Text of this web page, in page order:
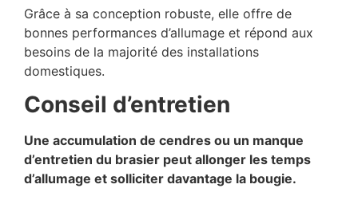
Grâce à sa conception robuste, elle offre de
bonnes performances d’allumage et répond aux
besoins de la majorité des installations
domestiques.
Conseil d’entretien
Une accumulation de cendres ou un manque
d’entretien du brasier peut allonger les temps
d’allumage et solliciter davantage la bougie.